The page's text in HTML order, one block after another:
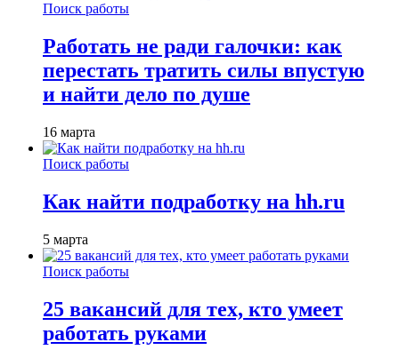
Поиск работы
Работать не ради галочки: как
перестать тратить силы впустую
и найти дело по душе
16 марта
Поиск работы
Как найти подработку на hh.ru
5 марта
Поиск работы
25 вакансий для тех, кто умеет
работать руками